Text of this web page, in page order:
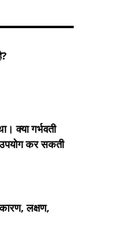
क्या गर्भवती
उपयोग कर सकती
लक्षण,